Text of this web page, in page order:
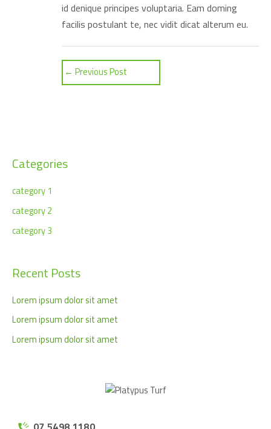
Categories
category 1
category 2
category 3
Recent Posts
Lorem ipsum dolor sit amet
Lorem ipsum dolor sit amet
Lorem ipsum dolor sit amet
id denique principes voluptaria. Eam doming
facilis postulant te, nec vidit dicat alterum eu.
← Previous Post